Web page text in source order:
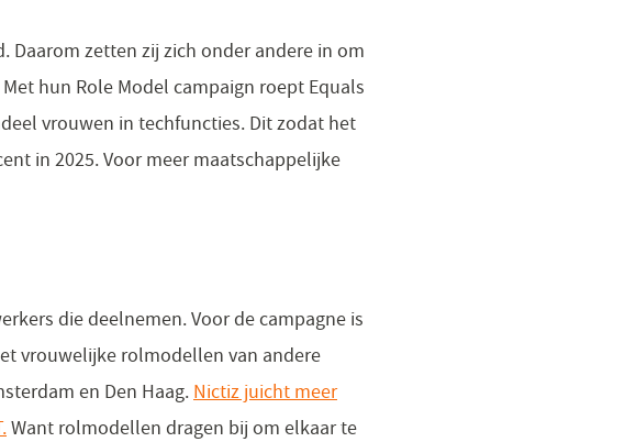
zetten zij zich onder andere in om
hun Role Model campaign roept Equals
vrouwen in techfuncties. Dit zodat het
in 2025. Voor meer maatschappelijke
die deelnemen. Voor de campagne is
vrouwelijke rolmodellen van andere
en Den Haag. Nictiz juicht meer
Want rolmodellen dragen bij om elkaar te